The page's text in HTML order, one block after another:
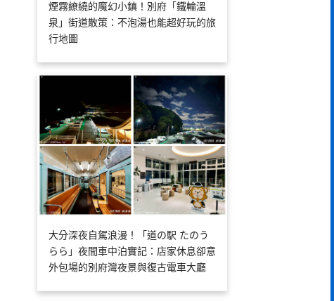
煙霧繚繞的魔幻小鎮！別府「鐵輪溫
泉」街道散策：不泡湯也能超好玩的旅
行地圖
大分深夜自駕浪漫！「道の駅 たのう
らら」夜間車中泊實記：店家休息卻意
外包場的別府灣夜景與復古電車大廳